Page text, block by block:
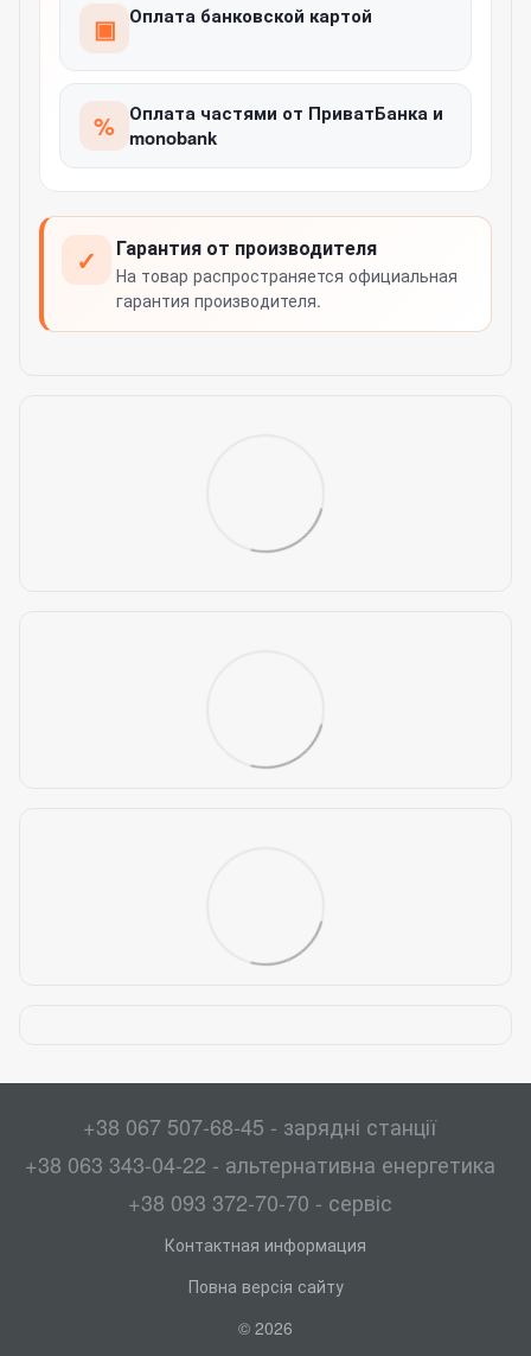
▣ Оплата банковской картой
% Оплата частями от ПриватБанка и
monobank
✓ Гарантия от производителя
На товар распространяется официальная
гарантия производителя.
+38 067 507-68-45 - зарядні станції
+38 063 343-04-22 - альтернативна енергетика
+38 093 372-70-70 - сервіс
Контактная информация
Повна версія сайту
© 2026